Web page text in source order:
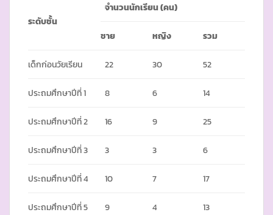
ระดับชั้น
จำนวนนักเรียน(คน)
ชาย หญิง รวม
เด็กก่อนวัยเรียน 22 30 52
ประถมศึกษาปีที่ 1 8 6 14
ประถมศึกษาปีที่ 2 16 9 25
ประถมศึกษาปีที่ 3 3 3 6
ประถมศึกษาปีที่ 4 10 7 17
ประถมศึกษาปีที่ 5 9 4 13